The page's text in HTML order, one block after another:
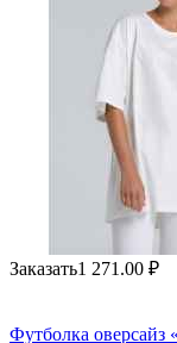
Заказать1 271.00 ₽
Футболка оверсайз